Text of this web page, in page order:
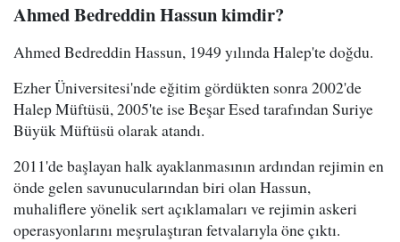
Ahmed Bedreddin Hassun kimdir?
Ahmed Bedreddin Hassun, 1949 yılında Halep'te doğdu.
Ezher Üniversitesi'nde eğitim gördükten sonra 2002'de
Halep Müftüsü, 2005'te ise Beşar Esed tarafından Suriye
Büyük Müftüsü olarak atandı.
2011'de başlayan halk ayaklanmasının ardından rejimin en
önde gelen savunucularından biri olan Hassun,
muhaliflere yönelik sert açıklamaları ve rejimin askeri
operasyonlarını meşrulaştıran fetvalarıyla öne çıktı.